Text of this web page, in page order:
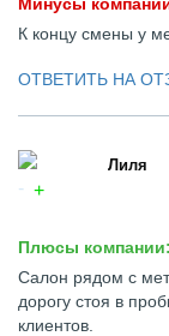
К концу смены у
ОТВЕТИТЬ НА
Лиля
Плюсы компании:
Салон рядом с
дорогу стоя в
клиентов.